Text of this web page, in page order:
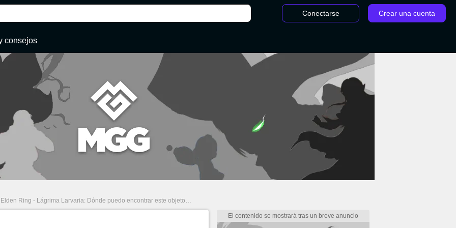
Conectarse Crear una cuenta
consejos
Elden Ring - Lágrima Larvaria: Dónde puedo encontrar este objeto clave para renacer mi personaje